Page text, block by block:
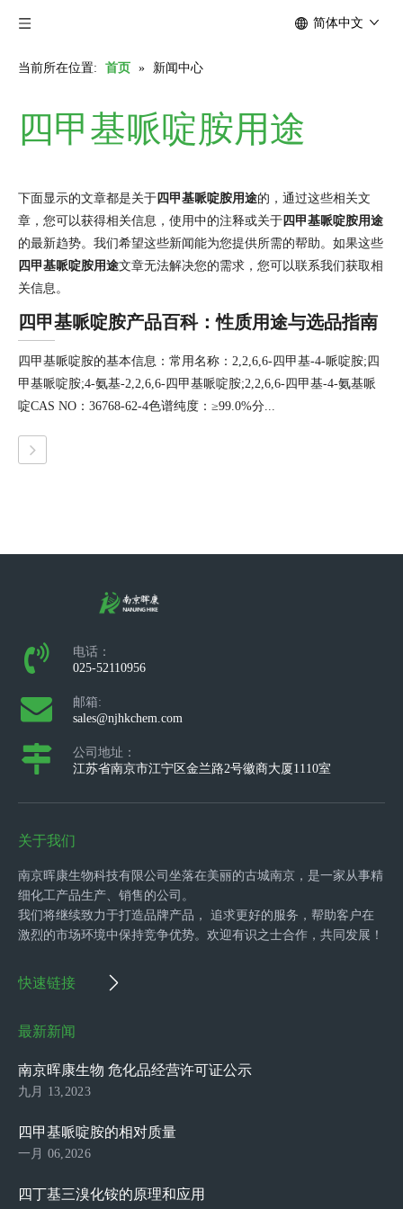
简体中文
当前所在位置: 首页 » 新闻中心
四甲基哌啶胺用途
下面显示的文章都是关于 四甲基哌啶胺用途的，通过这些相关文
章，您可以获得相关信息，使用中的注释或关于 四甲基哌啶胺用途
的最新趋势。我们希望这些新闻能为您提供所需的帮助。如果这些
四甲基哌啶胺用途文章无法解决您的需求，您可以联系我们获取相
关信息。
四甲基哌啶胺产品百科：性质用途与选品指南
四甲基哌啶胺的基本信息：常用名称：2,2,6,6-四甲基-4-哌啶胺;四
甲基哌啶胺;4-氨基-2,2,6,6-四甲基哌啶胺;2,2,6,6-四甲基-4-氨基哌
啶CAS NO：36768-62-4色谱纯度：≥99.0%分...
电话：
025-52110956
邮箱:
sales@njhkchem.com
公司地址：
江苏省南京市江宁区金兰路2号徽商大厦1110室
关于我们
南京晖康生物科技有限公司坐落在美丽的古城南京，是一家从事精
细化工产品生产、销售的公司。
我们将继续致力于打造品牌产品， 追求更好的服务，帮助客户在
激烈的市场环境中保持竞争优势。欢迎有识之士合作，共同发展！
快速链接
最新新闻
南京晖康生物 危化品经营许可证公示
九月 13,2023
四甲基哌啶胺的相对质量
一月 06,2026
四丁基三溴化铵的原理和应用